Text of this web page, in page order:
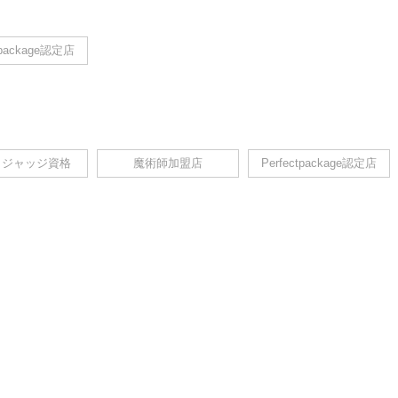
認定店
ジャッジ資格 魔術師加盟店 Perfectpackage認定店